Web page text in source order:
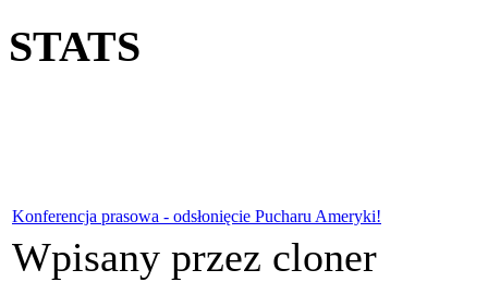
STATS
Konferencja prasowa - odsłonięcie Pucharu Ameryki!
Wpisany przez cloner